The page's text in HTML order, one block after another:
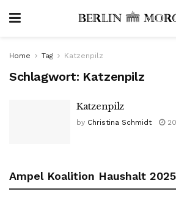
Home Tag Katzenpilz
Schlagwort: Katzenpilz
Katzenpilz
by Christina Schmidt
Ampel Koalition Haushalt 2025